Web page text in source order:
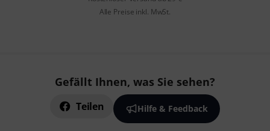
Alle Preise inkl. MwSt.
Gefällt Ihnen, was Sie sehen?
Teilen Hilfe & Feedback